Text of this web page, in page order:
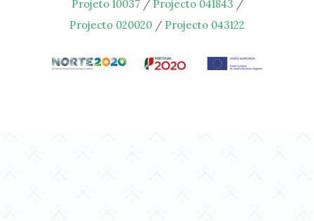
Projeto 10037/ Projecto 041843 /
Projecto 020020 / Projecto 043122